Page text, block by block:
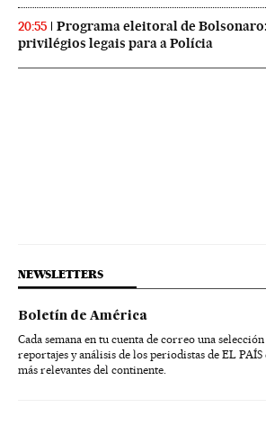
20:55
Programa eleitoral de
privilégios legais para a Polícia
NEWSLETTERS
Boletín de América
Cada semana en tu cuenta de correo una
reportajes y análisis de los periodistas de EL
más relevantes del continente.